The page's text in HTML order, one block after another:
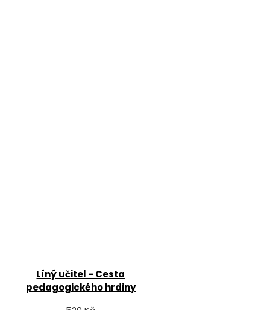
Líný učitel - Cesta
pedagogického hrdiny